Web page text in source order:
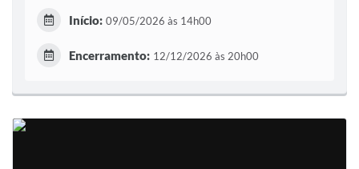
Início: 09/05/2026 às 14h00
Encerramento: 12/12/2026 às 20h00